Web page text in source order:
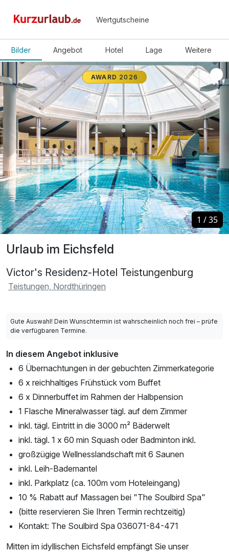
Wertgutscheine
Bilder Angebot Hotel Lage Weitere
Urlaub im Eichsfeld
Victor's Residenz-Hotel Teistungenburg
Teistungen, Nordthüringen
AWARD 2026
1 /35
1 /35
Gute Auswahl! Dein Wunschtermin ist wahrscheinlich noch frei – prüfe
die verfügbaren Termine.
In diesem Angebot inklusive
6 Übernachtungen in der gebuchten Zimmerkategorie
6 x reichhaltiges Frühstück vom Buffet
6 x Dinnerbuffet im Rahmen der Halbpension
1 Flasche Mineralwasser tägl. auf dem Zimmer
inkl. tägl. Eintritt in die 3000 m² Bäderwelt
inkl. tägl. 1 x 60 min Squash oder Badminton inkl.
großzügige Wellnesslandschaft mit 6 Saunen
inkl. Leih-Bademantel
inkl. Parkplatz (ca. 100m vom Hoteleingang)
10 % Rabatt auf Massagen bei "The Soulbird Spa"
(bitte reservieren Sie Ihren Termin rechtzeitig)
Kontakt: The Soulbird Spa 036071-84-471
Mitten im idyllischen Eichsfeld empfängt Sie unser